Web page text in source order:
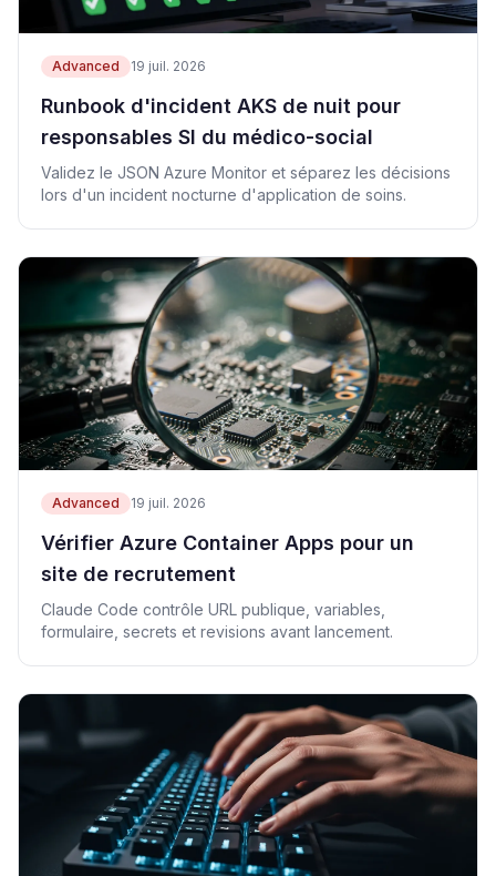
Advanced 19 juil. 2026
Runbook d'incident AKS de nuit pour
responsables SI du médico-social
Validez le JSON Azure Monitor et séparez les décisions
lors d'un incident nocturne d'application de soins.
Advanced 19 juil. 2026
Vérifier Azure Container Apps pour un
site de recrutement
Claude Code contrôle URL publique, variables,
formulaire, secrets et revisions avant lancement.